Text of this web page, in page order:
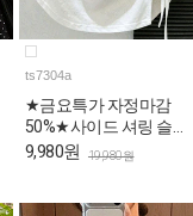
ts7304a
★금요특가 자정마감
50%★사이드 셔링 슬
림핏 반팔 티셔츠
9,980원 19,980원